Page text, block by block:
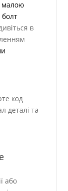
малою
в
код
деталі та
або